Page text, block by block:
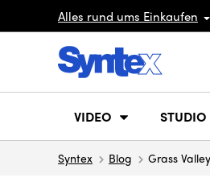
Alles rund ums Einkaufen
VIDEO
Syntex Blog Grass